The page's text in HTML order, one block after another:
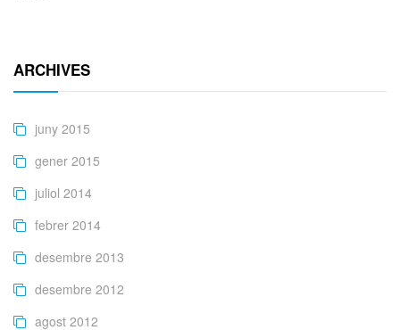
ARCHIVES
juny 2015
gener 2015
juliol 2014
febrer 2014
desembre 2013
desembre 2012
agost 2012